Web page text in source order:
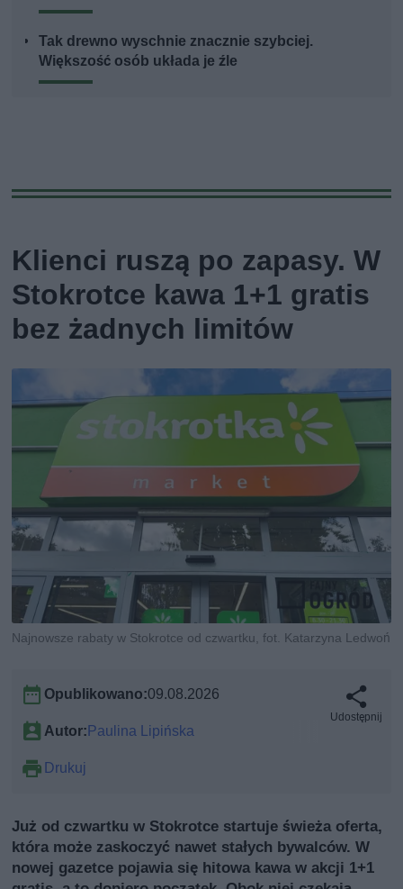
Tak drewno wyschnie znacznie szybciej.
Większość osób układa je źle
Klienci ruszą po zapasy. W
Stokrotce kawa 1+1 gratis
bez żadnych limitów
Najnowsze rabaty w Stokrotce od czwartku, fot. Katarzyna Ledwoń
Opublikowano:09.08.2026
Autor:Paulina Lipińska
Drukuj
Udostępnij
Już od czwartku w Stokrotce startuje świeża oferta,
która może zaskoczyć nawet stałych bywalców. W
nowej gazetce pojawia się hitowa kawa w akcji 1+1